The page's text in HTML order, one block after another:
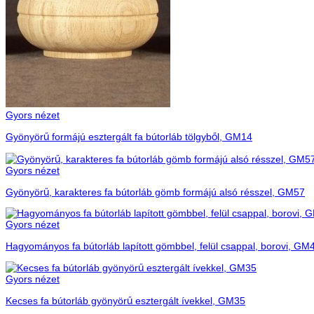
Gyors nézet
Gyönyörű formájú esztergált fa bútorláb tölgyből, GM14
Gyors nézet
Gyönyörű, karakteres fa bútorláb gömb formájú alsó résszel, GM57
Gyors nézet
Hagyományos fa bútorláb lapított gömbbel, felül csappal, borovi,
Gyors nézet
Kecses fa bútorláb gyönyörű esztergált ívekkel, GM35